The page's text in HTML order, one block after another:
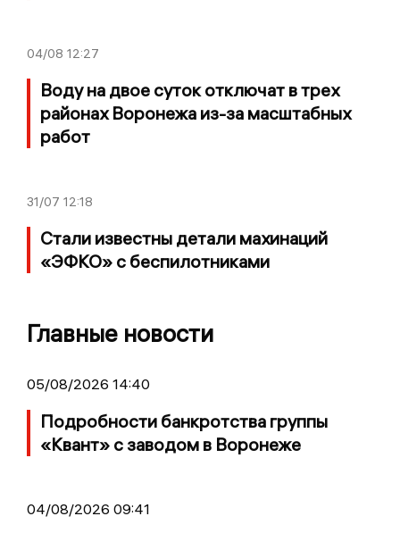
04/08 12:27
Воду на двое суток отключат в трех
районах Воронежа из-за масштабных
работ
31/07 12:18
Стали известны детали махинаций
«ЭФКО» с беспилотниками
Главные новости
05/08/2026 14:40
Подробности банкротства группы
«Квант» с заводом в Воронеже
04/08/2026 09:41